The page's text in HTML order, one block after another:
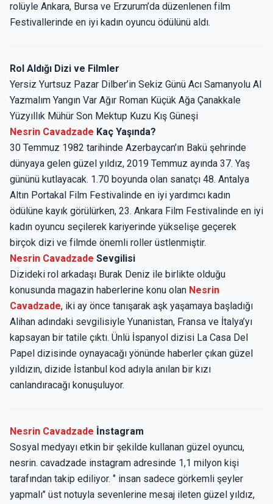
rolüyle Ankara, Bursa ve Erzurum’da düzenlenen film
Festivallerinde en iyi kadın oyuncu ödülünü aldı.
Rol Aldığı Dizi ve Filmler
Yersiz Yurtsuz Pazar Dilber’in Sekiz Günü Acı Samanyolu Al
Yazmalım Yangın Var Ağır Roman Küçük Ağa Çanakkale
Yüzyıllık Mühür Son Mektup Kuzu Kış Güneşi
Nesrin Cavadzade Kaç Yaşında?
30 Temmuz 1982 tarihinde Azerbaycan’ın Bakü şehrinde
dünyaya gelen güzel yıldız, 2019 Temmuz ayında 37. Yaş
gününü kutlayacak. 1.70 boyunda olan sanatçı 48. Antalya
Altın Portakal Film Festivalinde en iyi yardımcı kadın
ödülüne kayık görülürken, 23. Ankara Film Festivalinde en iyi
kadın oyuncu seçilerek kariyerinde yükselişe geçerek
birçok dizi ve filmde önemli roller üstlenmiştir.
Nesrin Cavadzade Sevgilisi
Dizideki rol arkadaşı Burak Deniz ile birlikte olduğu
konusunda magazin haberlerine konu olan Nesrin
Cavadzade, iki ay önce tanışarak aşk yaşamaya başladığı
Alihan adındaki sevgilisiyle Yunanistan, Fransa ve İtalya’yı
kapsayan bir tatile çıktı. Ünlü İspanyol dizisi La Casa Del
Papel dizisinde oynayacağı yönünde haberler çıkan güzel
yıldızın, dizide İstanbul kod adıyla anılan bir kızı
canlandıracağı konuşuluyor.
Nesrin Cavadzade İnstagram
Sosyal medyayı etkin bir şekilde kullanan güzel oyuncu,
nesrin. cavadzade instagram adresinde 1,1 milyon kişi
tarafından takip ediliyor. ‘’ insan sadece görkemli şeyler
yapmalı’’ üst notuyla sevenlerine mesaj ileten güzel yıldız,